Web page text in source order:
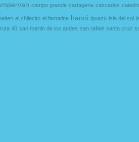
campo grande cartagena cascades
el chilecito el famatina hanoi iguazú isla del sol
ruta 40 san martin de los andes san rafael santa cruz